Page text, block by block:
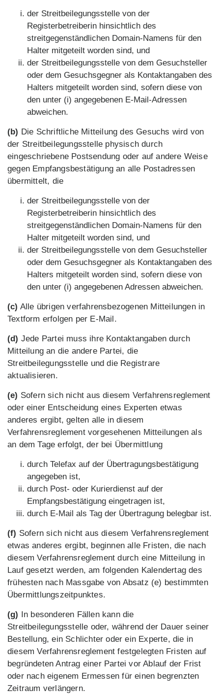
der Streitbeilegungsstelle von der
Registerbetreiberin hinsichtlich des
streitgegenständlichen Domain-Namens für den
Halter mitgeteilt worden sind, und
der Streitbeilegungsstelle von dem Gesuchsteller
oder dem Gesuchsgegner als Kontaktangaben des
Halters mitgeteilt worden sind, sofern diese von
den unter (i) angegebenen E-Mail-Adressen
abweichen.
(b) Die Schriftliche Mitteilung des Gesuchs wird von
der Streitbeilegungsstelle physisch durch
eingeschriebene Postsendung oder auf andere Weise
gegen Empfangsbestätigung an alle Postadressen
übermittelt, die
der Streitbeilegungsstelle von der
Registerbetreiberin hinsichtlich des
streitgegenständlichen Domain-Namens für den
Halter mitgeteilt worden sind, und
der Streitbeilegungsstelle von dem Gesuchsteller
oder dem Gesuchsgegner als Kontaktangaben des
Halters mitgeteilt worden sind, sofern diese von
den unter (i) angegebenen Adressen abweichen.
(c) Alle übrigen verfahrensbezogenen Mitteilungen in
Textform erfolgen per E-Mail.
(d) Jede Partei muss ihre Kontaktangaben durch
Mitteilung an die andere Partei, die
Streitbeilegungsstelle und die Registrare
aktualisieren.
(e) Sofern sich nicht aus diesem Verfahrensreglement
oder einer Entscheidung eines Experten etwas
anderes ergibt, gelten alle in diesem
Verfahrensreglement vorgesehenen Mitteilungen als
an dem Tage erfolgt, der bei Übermittlung
durch Telefax auf der Übertragungsbestätigung
angegeben ist,
durch Post- oder Kurierdienst auf der
Empfangsbestätigung eingetragen ist,
durch E-Mail als Tag der Übertragung belegbar ist.
(f) Sofern sich nicht aus diesem Verfahrensreglement
etwas anderes ergibt, beginnen alle Fristen, die nach
diesem Verfahrensreglement durch eine Mitteilung in
Lauf gesetzt werden, am folgenden Kalendertag des
frühesten nach Massgabe von Absatz (e) bestimmten
Übermittlungszeitpunktes.
(g) In besonderen Fällen kann die
Streitbeilegungsstelle oder, während der Dauer seiner
Bestellung, ein Schlichter oder ein Experte, die in
diesem Verfahrensreglement festgelegten Fristen auf
begründeten Antrag einer Partei vor Ablauf der Frist
oder nach eigenem Ermessen für einen begrenzten
Zeitraum verlängern.